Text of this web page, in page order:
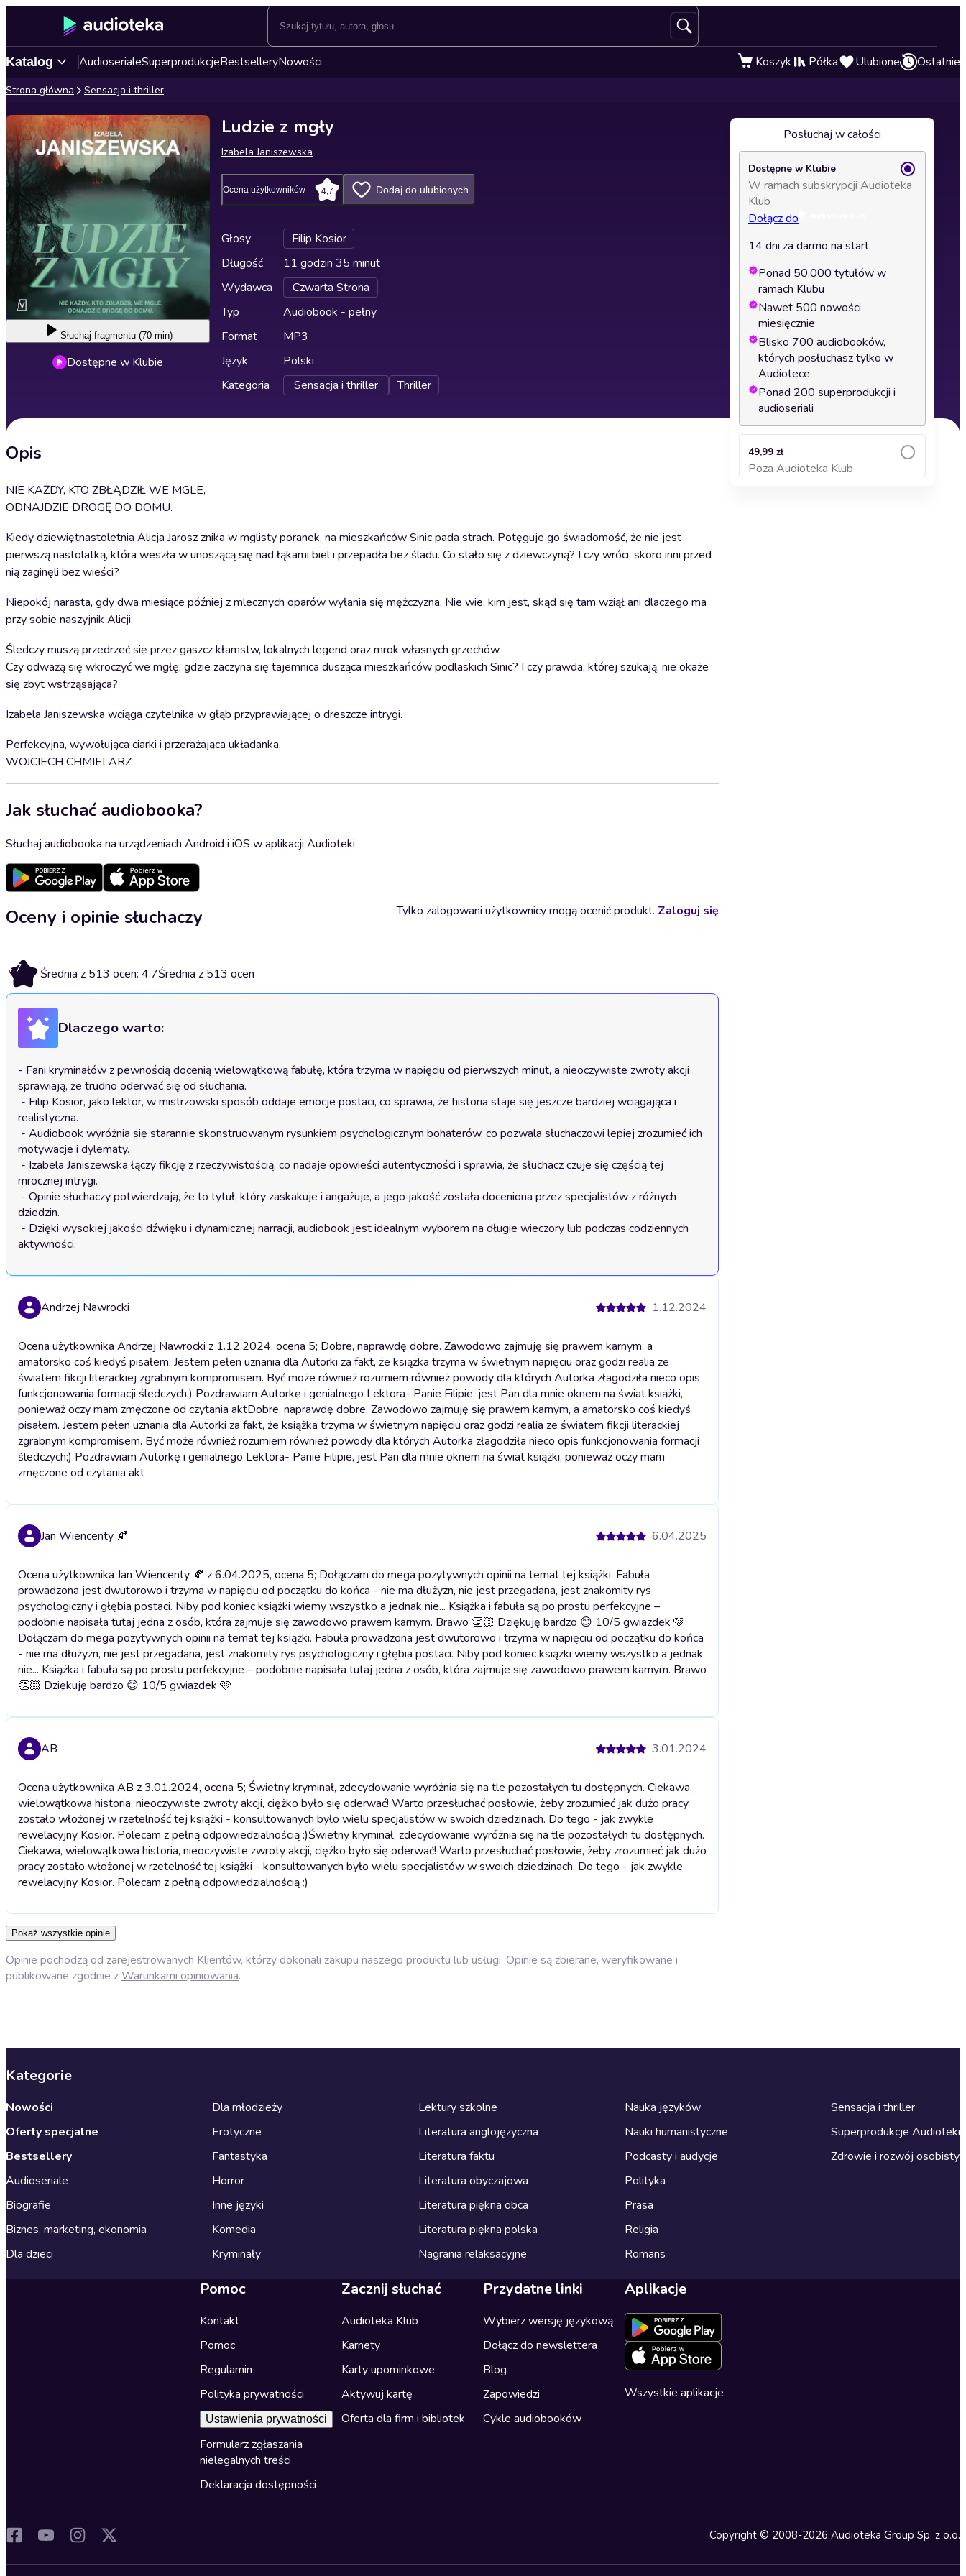
Katalog AudioserialeSuperprodukcjeBestselleryNowości Koszyk Półka Ulubione Ostatnie
Strona główna Sensacja i thriller
Słuchaj fragmentu (70 min)
Dostępne w Klubie
Ludzie z mgły
Izabela Janiszewska
Ocena użytkowników 4,7 Dodaj do ulubionych
Głosy
Filip Kosior
Długość
11 godzin 35 minut
Wydawca
Czwarta Strona
Typ
Audiobook - pełny
Format
MP3
Język
Polski
Kategoria
Sensacja i thriller Thriller
Opis
NIE KAŻDY, KTO ZBŁĄDZIŁ WE MGLE,
ODNAJDZIE DROGĘ DO DOMU.
Kiedy dziewiętnastoletnia Alicja Jarosz znika w mglisty poranek, na mieszkańców Sinic pada strach. Potęguje go świadomość, że nie jest
pierwszą nastolatką, która weszła w unoszącą się nad łąkami biel i przepadła bez śladu. Co stało się z dziewczyną? I czy wróci, skoro inni przed
nią zaginęli bez wieści?
Niepokój narasta, gdy dwa miesiące później z mlecznych oparów wyłania się mężczyzna. Nie wie, kim jest, skąd się tam wziął ani dlaczego ma
przy sobie naszyjnik Alicji.
Śledczy muszą przedrzeć się przez gąszcz kłamstw, lokalnych legend oraz mrok własnych grzechów.
Czy odważą się wkroczyć we mgłę, gdzie zaczyna się tajemnica dusząca mieszkańców podlaskich Sinic? I czy prawda, której szukają, nie okaże
się zbyt wstrząsająca?
Izabela Janiszewska wciąga czytelnika w głąb przyprawiającej o dreszcze intrygi.
Perfekcyjna, wywołująca ciarki i przerażająca układanka.
WOJCIECH CHMIELARZ
Jak słuchać audiobooka?
Słuchaj audiobooka na urządzeniach Android i iOS w aplikacji Audioteki
Oceny i opinie słuchaczy
4.7 Średnia z 513 ocen: 4.7Średnia z 513 ocen
Tylko zalogowani użytkownicy mogą ocenić produkt. Zaloguj się
Dlaczego warto:
- Fani kryminałów z pewnością docenią wielowątkową fabułę, która trzyma w napięciu od pierwszych minut, a nieoczywiste zwroty akcji
sprawiają, że trudno oderwać się od słuchania.
realistyczna.
motywacje i dylematy.
mrocznej intrygi.
dziedzin.
aktywności.
Andrzej Nawrocki 1.12.2024
Ocena użytkownika Andrzej Nawrocki z 1.12.2024, ocena 5; Dobre, naprawdę dobre. Zawodowo zajmuję się prawem karnym, a
amatorsko coś kiedyś pisałem. Jestem pełen uznania dla Autorki za fakt, że książka trzyma w świetnym napięciu oraz godzi realia ze
światem fikcji literackiej zgrabnym kompromisem. Być może również rozumiem również powody dla których Autorka złagodziła nieco opis
funkcjonowania formacji śledczych;) Pozdrawiam Autorkę i genialnego Lektora- Panie Filipie, jest Pan dla mnie oknem na świat książki,
ponieważ oczy mam zmęczone od czytania aktDobre, naprawdę dobre. Zawodowo zajmuję się prawem karnym, a amatorsko coś kiedyś
pisałem. Jestem pełen uznania dla Autorki za fakt, że książka trzyma w świetnym napięciu oraz godzi realia ze światem fikcji literackiej
zgrabnym kompromisem. Być może również rozumiem również powody dla których Autorka złagodziła nieco opis funkcjonowania formacji
śledczych;) Pozdrawiam Autorkę i genialnego Lektora- Panie Filipie, jest Pan dla mnie oknem na świat książki, ponieważ oczy mam
zmęczone od czytania akt
Jan Wiencenty 🍂 6.04.2025
Ocena użytkownika Jan Wiencenty 🍂 z 6.04.2025, ocena 5; Dołączam do mega pozytywnych opinii na temat tej książki. Fabuła
prowadzona jest dwutorowo i trzyma w napięciu od początku do końca - nie ma dłużyzn, nie jest przegadana, jest znakomity rys
psychologiczny i głębia postaci. Niby pod koniec książki wiemy wszystko a jednak nie... Książka i fabuła są po prostu perfekcyjne –
podobnie napisała tutaj jedna z osób, która zajmuje się zawodowo prawem karnym. Brawo 👏🏻 Dziękuję bardzo 😊 10/5 gwiazdek 🩷
Dołączam do mega pozytywnych opinii na temat tej książki. Fabuła prowadzona jest dwutorowo i trzyma w napięciu od początku do końca
- nie ma dłużyzn, nie jest przegadana, jest znakomity rys psychologiczny i głębia postaci. Niby pod koniec książki wiemy wszystko a jednak
nie... Książka i fabuła są po prostu perfekcyjne – podobnie napisała tutaj jedna z osób, która zajmuje się zawodowo prawem karnym. Brawo
👏🏻 Dziękuję bardzo 😊 10/5 gwiazdek 🩷
AB 3.01.2024
Ocena użytkownika AB z 3.01.2024, ocena 5; Świetny kryminał, zdecydowanie wyróżnia się na tle pozostałych tu dostępnych. Ciekawa,
wielowątkowa historia, nieoczywiste zwroty akcji, ciężko było się oderwać! Warto przesłuchać posłowie, żeby zrozumieć jak dużo pracy
zostało włożonej w rzetelność tej książki - konsultowanych było wielu specjalistów w swoich dziedzinach. Do tego - jak zwykle
rewelacyjny Kosior. Polecam z pełną odpowiedzialnością :)Świetny kryminał, zdecydowanie wyróżnia się na tle pozostałych tu dostępnych.
Ciekawa, wielowątkowa historia, nieoczywiste zwroty akcji, ciężko było się oderwać! Warto przesłuchać posłowie, żeby zrozumieć jak dużo
pracy zostało włożonej w rzetelność tej książki - konsultowanych było wielu specjalistów w swoich dziedzinach. Do tego - jak zwykle
rewelacyjny Kosior. Polecam z pełną odpowiedzialnością :)
Pokaż wszystkie opinie
Opinie pochodzą od zarejestrowanych Klientów, którzy dokonali zakupu naszego produktu lub usługi. Opinie są zbierane, weryfikowane i
publikowane zgodnie zWarunkami opiniowania.
Posłuchaj w całości
Dostępne w Klubie
W ramach subskrypcji Audioteka
Klub
Dołącz do
14 dni za darmo na start
Ponad 50.000 tytułów w
ramach Klubu
Nawet 500 nowości
miesięcznie
Blisko 700 audiobooków,
których posłuchasz tylko w
Audiotece
Ponad 200 superprodukcji i
audioseriali
49,99 zł
Poza Audioteka Klub
Dodaj do koszyka
Kategorie
Nowości
Oferty specjalne
Bestsellery
Audioseriale
Biografie
Biznes, marketing, ekonomia
Dla dzieci
Dla młodzieży
Erotyczne
Fantastyka
Horror
Inne języki
Komedia
Kryminały
Lektury szkolne
Literatura anglojęzyczna
Literatura faktu
Literatura obyczajowa
Literatura piękna obca
Literatura piękna polska
Nagrania relaksacyjne
Nauka języków
Nauki humanistyczne
Podcasty i audycje
Polityka
Prasa
Religia
Romans
Sensacja i thriller
Superprodukcje Audioteki
Zdrowie i rozwój osobisty
Pomoc
Kontakt
Pomoc
Regulamin
Polityka prywatności
Ustawienia prywatności
Formularz zgłaszania
nielegalnych treści
Deklaracja dostępności
Zacznij słuchać
Audioteka Klub
Karnety
Karty upominkowe
Aktywuj kartę
Oferta dla firm i bibliotek
Przydatne linki
Wybierz wersję językową
Dołącz do newslettera
Blog
Zapowiedzi
Cykle audiobooków
Aplikacje
Wszystkie aplikacje
Copyright © 2008-2026 Audioteka Group Sp. z o.o.